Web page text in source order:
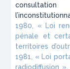
1980, « Loi
pénale et
territoires
1981, « Loi
radiodiffusion »